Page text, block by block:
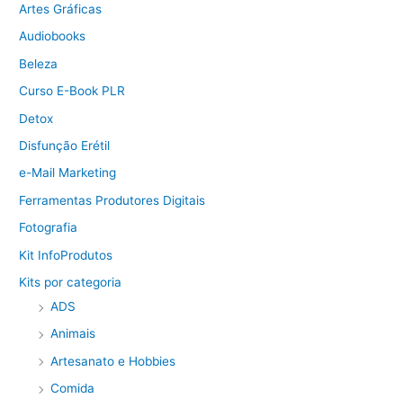
Artes Gráficas
Audiobooks
Beleza
Curso E-Book PLR
Detox
Disfunção Erétil
e-Mail Marketing
Ferramentas Produtores Digitais
Fotografia
Kit InfoProdutos
Kits por categoria
ADS
Animais
Artesanato e Hobbies
Comida